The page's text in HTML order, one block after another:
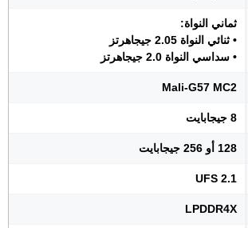
ثماني النواة:
• ثنائي النواة 2.05 جيجاهرتز
• سداسي النواة 2.0 جيجاهرتز
Mali-G57 MC2
8 جيجابايت
128 أو 256 جيجابايت
UFS 2.1
LPDDR4X